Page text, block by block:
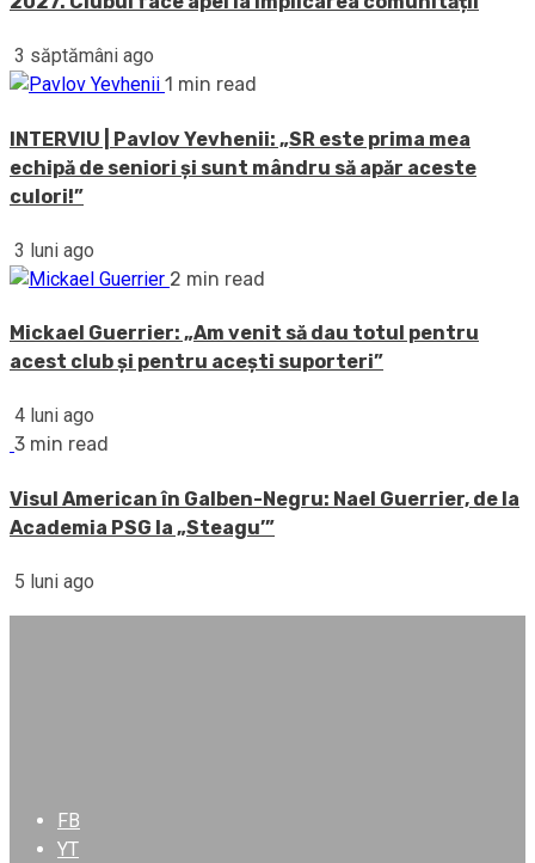
3 săptămâni ago
1 min read
INTERVIU | Pavlov Yevhenii: „SR este prima mea
echipă de seniori și sunt mândru să apăr aceste
culori!”
3 luni ago
2 min read
Mickael Guerrier: „Am venit să dau totul pentru
acest club și pentru acești suporteri”
4 luni ago
3 min read
Visul American în Galben-Negru: Nael Guerrier, de la
Academia PSG la „Steagu’”
5 luni ago
FB
YT